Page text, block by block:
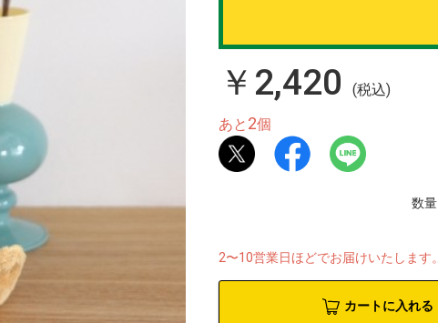
￥2,420
(税込)
あと 2個
数量
2〜10営業日ほどでお届けいたします。
カートに入れる